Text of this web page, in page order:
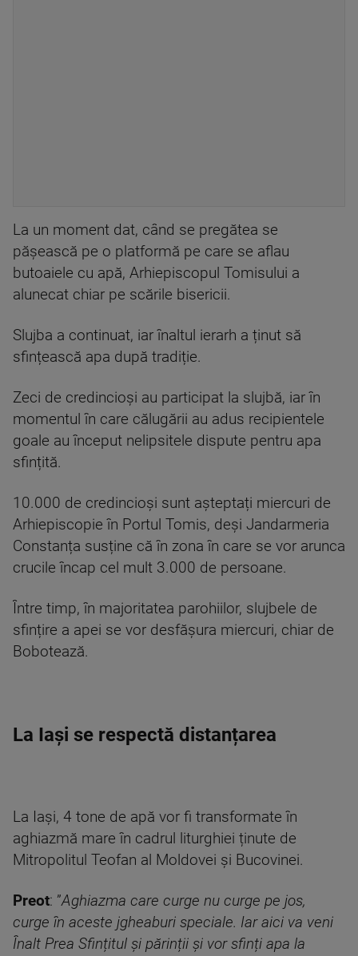
La un moment dat, când se pregătea se
pășească pe o platformă pe care se aflau
butoaiele cu apă, Arhiepiscopul Tomisului a
alunecat chiar pe scările bisericii.
Slujba a continuat, iar înaltul ierarh a ținut să
sfințească apa după tradiție.
Zeci de credincioși au participat la slujbă, iar în
momentul în care călugării au adus recipientele
goale au început nelipsitele dispute pentru apa
sfințită.
10.000 de credincioși sunt așteptați miercuri de
Arhiepiscopie în Portul Tomis, deși Jandarmeria
Constanța susține că în zona în care se vor arunca
crucile încap cel mult 3.000 de persoane.
Între timp, în majoritatea parohiilor, slujbele de
sfințire a apei se vor desfășura miercuri, chiar de
Bobotează.
La Iași se respectă distanțarea
La Iași, 4 tone de apă vor fi transformate în
aghiazmă mare în cadrul liturghiei ținute de
Mitropolitul Teofan al Moldovei și Bucovinei.
Preot: ”Aghiazma care curge nu curge pe jos,
curge în aceste jgheaburi speciale. Iar aici va veni
Înalt Prea Sfințitul și părinții și vor sfinți apa la